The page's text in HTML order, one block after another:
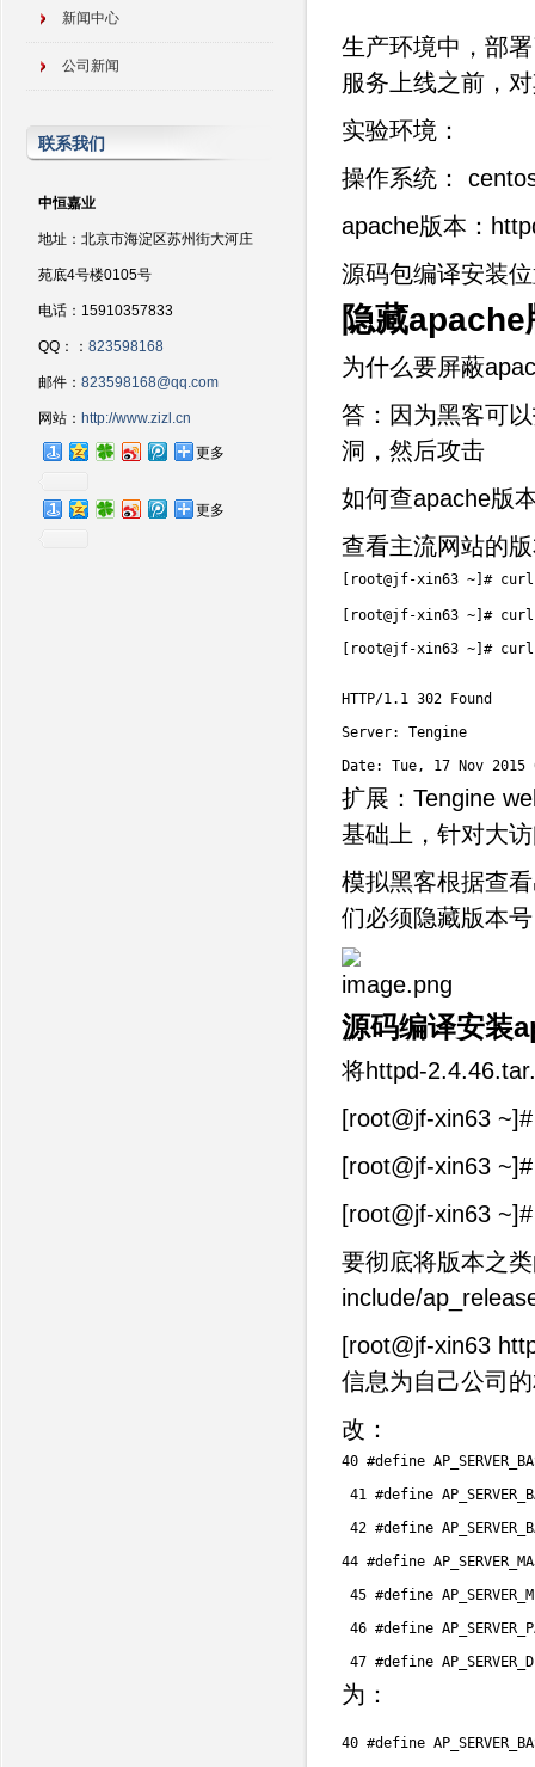
新闻中心
公司新闻
联系我们
中恒嘉业
地址：北京市海淀区苏州街大河庄
苑底4号楼0105号
电话：15910357833
QQ：： 823598168
邮件： 823598168@qq.com
网站： http://www.zizl.cn
更多
更多
生产环境中，部
服务上线之前，
实验环境：
操作系统：
apache版本：
源码包编译安装
隐藏apache
为什么要屏蔽
答：因为黑客可
洞，然后攻击
如何查apache版
查看主流网站的
root@jf-xin63 ~ #
root@jf-xin63 ~ #
root@jf-xin63 ~ #
HTTP/1.1 302 Found
Server:
Tengine
Date: Tue, 17 Nov 2015
扩展：Tengine
基础上，针对大
模拟黑客根据查
们必须隐藏版本号
源码编译安装
将httpd-
[root@jf-xin63
[root@jf-xin63
[root@jf-xin63
要彻底将版本之
include/
[root@jf-xin63
信息为自己公司
改：
40 #define
41 #define
42 #define
44 #define
45 #define
46 #define
47 #define
为：
40 #define